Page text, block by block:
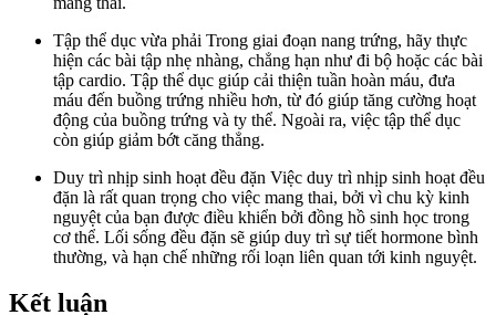
Tập thể dục vừa phải Trong giai đoạn nang trứng, hãy thực
hiện các bài tập nhẹ nhàng, chẳng hạn như đi bộ hoặc các bài
tập cardio. Tập thể dục giúp cải thiện tuần hoàn máu, đưa
máu đến buồng trứng nhiều hơn, từ đó giúp tăng cường hoạt
động của buồng trứng và ty thể. Ngoài ra, việc tập thể dục
còn giúp giảm bớt căng thẳng.
Duy trì nhịp sinh hoạt đều đặn Việc duy trì nhịp sinh hoạt đều
đặn là rất quan trọng cho việc mang thai, bởi vì chu kỳ kinh
nguyệt của bạn được điều khiển bởi đồng hồ sinh học trong
cơ thể. Lối sống đều đặn sẽ giúp duy trì sự tiết hormone bình
thường, và hạn chế những rối loạn liên quan tới kinh nguyệt.
Kết luận